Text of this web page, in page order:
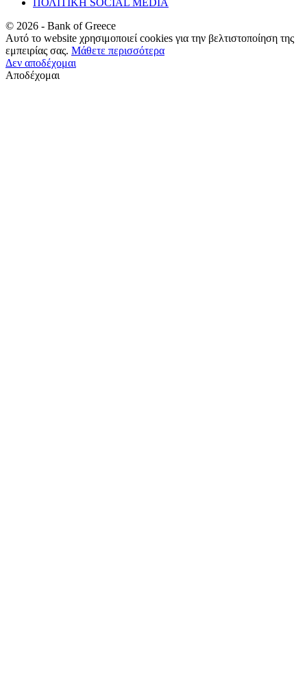
© 2026 - Bank of Greece
Αυτό το website χρησιμοποιεί cookies για την βελτιστοποίηση της
εμπειρίας σας. Μάθετε περισσότερα
Δεν αποδέχομαι
Αποδέχομαι